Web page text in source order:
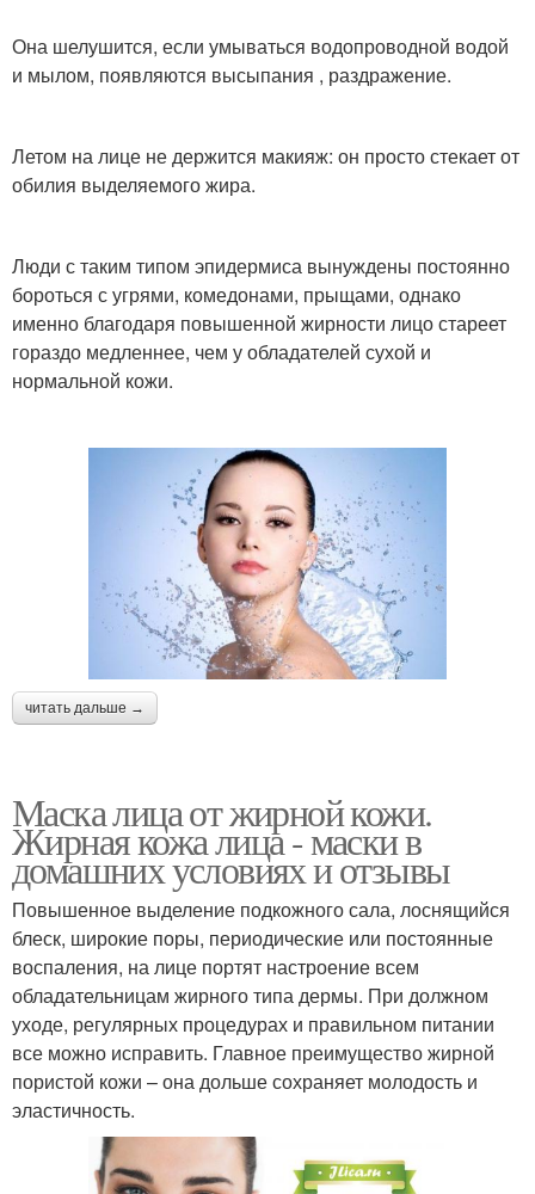
Она шелушится, если умываться водопроводной водой
и мылом, появляются высыпания , раздражение.
Летом на лице не держится макияж: он просто стекает от
обилия выделяемого жира.
Люди с таким типом эпидермиса вынуждены постоянно
бороться с угрями, комедонами, прыщами, однако
именно благодаря повышенной жирности лицо стареет
гораздо медленнее, чем у обладателей сухой и
нормальной кожи.
читать дальше →
Маска лица от жирной кожи.
Жирная кожа лица - маски в
домашних условиях и отзывы
Повышенное выделение подкожного сала, лоснящийся
блеск, широкие поры, периодические или постоянные
воспаления, на лице портят настроение всем
обладательницам жирного типа дермы. При должном
уходе, регулярных процедурах и правильном питании
все можно исправить. Главное преимущество жирной
пористой кожи – она дольше сохраняет молодость и
эластичность.